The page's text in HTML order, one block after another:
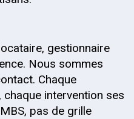
gestionnaire
Nous sommes
Chaque
intervention ses
pas de grille